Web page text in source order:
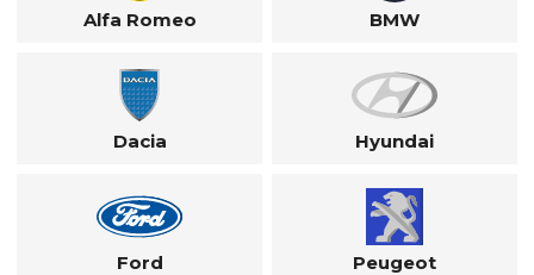
Alfa Romeo BMW
Dacia Hyundai
Ford Peugeot